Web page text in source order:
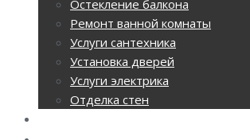
Остекление балкона
Ремонт ванной комнаты
Услуги сантехника
Установка дверей
Услуги электрика
Отделка стен